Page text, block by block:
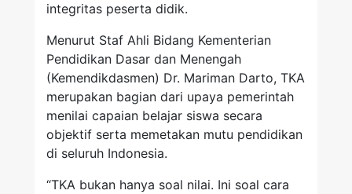
integritas peserta didik.
Menurut Staf Ahli Bidang Kementerian
Pendidikan Dasar dan Menengah
(Kemendikdasmen) Dr. Mariman Darto, TKA
merupakan bagian dari upaya pemerintah
menilai capaian belajar siswa secara
objektif serta memetakan mutu pendidikan
di seluruh Indonesia.
“TKA bukan hanya soal nilai. Ini soal cara